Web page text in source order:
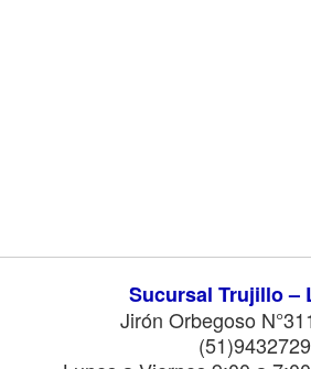
Sucursal Trujillo –
Jirón Orbegoso